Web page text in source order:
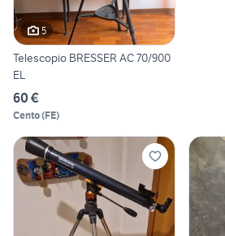
5
Telescopio BRESSER AC 70/900
EL
60 €
Cento(FE)